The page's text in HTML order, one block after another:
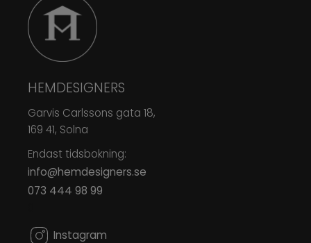
HEMDESIGNERS
Garvis Carlssons gata 18,
169 41, Solna
Endast tidsbokning:
info@hemdesigners.se
073 444 98 99
Instagram